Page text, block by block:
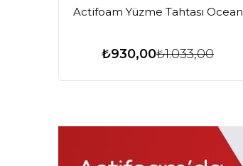
Actifoam Yüzme Tahtası Ocean
₺930,00₺1.033,00